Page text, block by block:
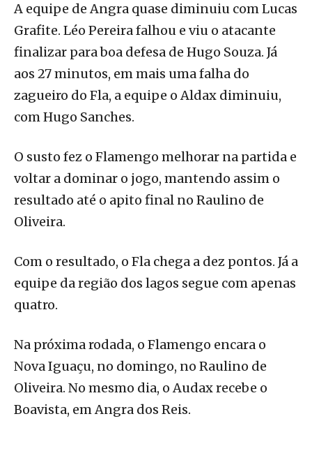
A equipe de Angra quase diminuiu com Lucas
Grafite. Léo Pereira falhou e viu o atacante
finalizar para boa defesa de Hugo Souza. Já
aos 27 minutos, em mais uma falha do
zagueiro do Fla, a equipe o Aldax diminuiu,
com Hugo Sanches.
O susto fez o Flamengo melhorar na partida e
voltar a dominar o jogo, mantendo assim o
resultado até o apito final no Raulino de
Oliveira.
Com o resultado, o Fla chega a dez pontos. Já a
equipe da região dos lagos segue com apenas
quatro.
Na próxima rodada, o Flamengo encara o
Nova Iguaçu, no domingo, no Raulino de
Oliveira. No mesmo dia, o Audax recebe o
Boavista, em Angra dos Reis.